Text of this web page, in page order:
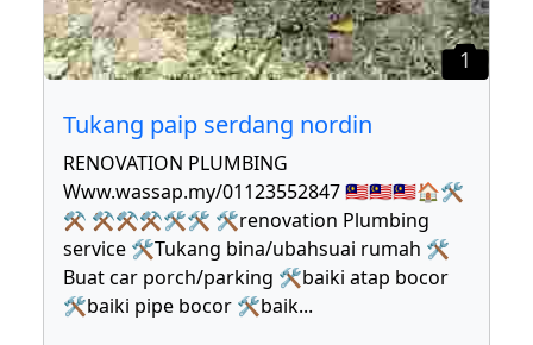
1
Tukang paip serdang nordin
RENOVATION PLUMBING
Www.wassap.my/01123552847 🇲🇾🇲🇾🇲🇾🏠🛠
⚒ ⚒⚒⚒🛠🛠 🛠renovation Plumbing
service 🛠Tukang bina/ubahsuai rumah 🛠
Buat car porch/parking 🛠baiki atap bocor
🛠baiki pipe bocor 🛠baik...